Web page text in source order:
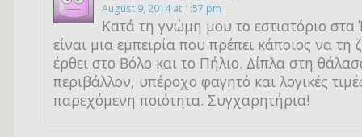
August 9, 2014 at 1:57 pm
Κατά τη γνώμη μου το εστιατόριο στα
είναι μια εμπειρία που πρέπει κάποιος να τη
έρθει στο Βόλο και το Πήλιο. Δίπλα στη
περιβάλλον, υπέροχο φαγητό και λογικές
παρεχόμενη ποιότητα. Συγχαρητήρια!